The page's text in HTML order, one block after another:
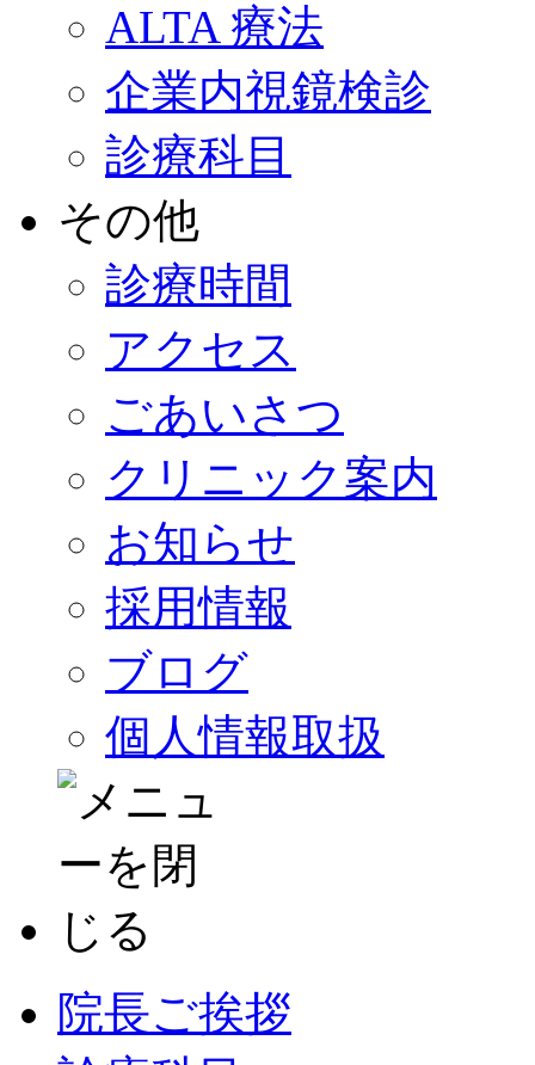
ALTA 療法
企業内視鏡検診
診療科目
その他
診療時間
アクセス
ごあいさつ
クリニック案内
お知らせ
採用情報
ブログ
個人情報取扱
院長ご挨拶